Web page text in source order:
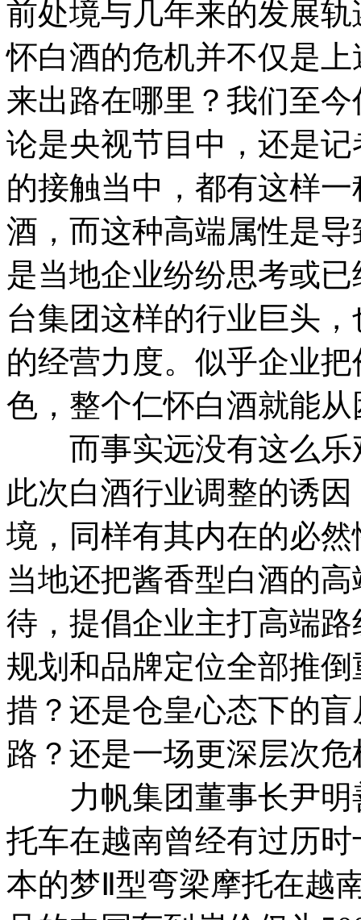
前处境与几年来的发展
怀白酒的危机并不仅是
来出路在哪里？我们至
论是央视节目中，还是
的接触当中，都有这样
酒，而这种高端属性是
是当地企业纷纷思考或
台集团这样的行业巨头
的经营力度。似乎企业
色，整个仁怀白酒就能
而事实远没有这么乐
此次白酒行业调整的诱
境，同样有其内在的必
当地还把酱香型白酒的
待，提倡企业主打高端
规划和品牌定位全部推
措？还是仓皇心态下的
路？还是一场更深层次
力帆集团董事长尹明
托车在越南曾经有过历
本的梦Ⅱ型弯梁摩托在越